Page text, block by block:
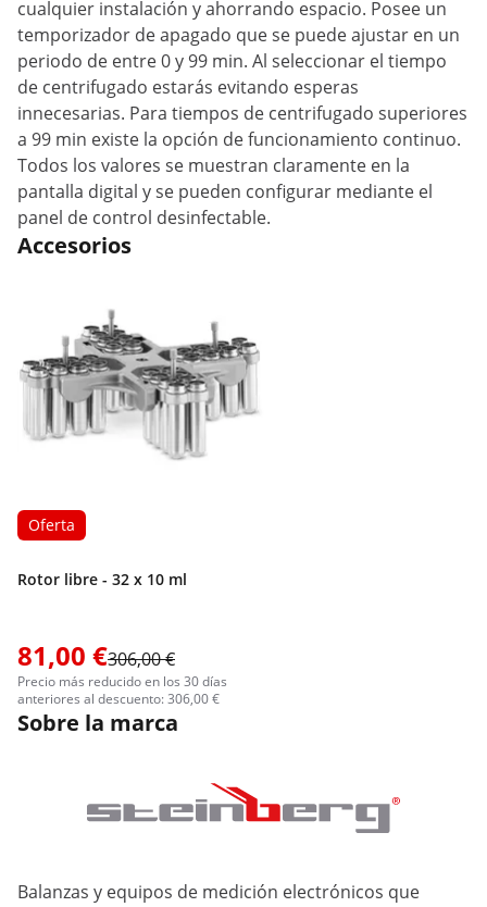
cualquier instalación y ahorrando espacio. Posee un
temporizador de apagado que se puede ajustar en un
periodo de entre 0 y 99 min. Al seleccionar el tiempo
de centrifugado estarás evitando esperas
innecesarias. Para tiempos de centrifugado superiores
a 99 min existe la opción de funcionamiento continuo.
Todos los valores se muestran claramente en la
pantalla digital y se pueden configurar mediante el
panel de control desinfectable.
Accesorios
Oferta
Rotor libre - 32 x 10 ml
81,00 €306,00 €
Precio más reducido en los 30 días
anteriores al descuento: 306,00 €
Sobre la marca
Balanzas y equipos de medición electrónicos que